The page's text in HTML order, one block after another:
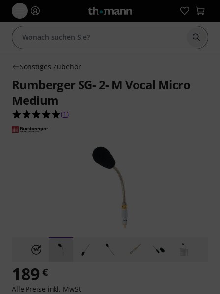
Suche
Sonstiges Zubehör
Rumberger SG- 2- M Vocal Micro
Medium
5.0 von 5 Sternen aus 1 Kundenbewertungen
(1 )
189 €
Alle Preise inkl. MwSt.